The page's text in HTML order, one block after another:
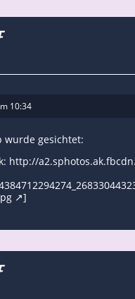
10:34
wurde gesichtet:
http://
]